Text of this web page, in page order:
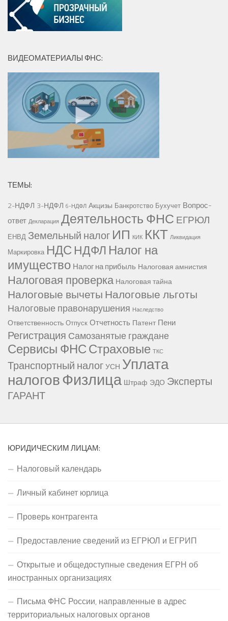
ВИДЕОМАТЕРИАЛЫ ФНС:
ТЕМЫ:
2-НДФЛ 3-НДФЛ 6-НДФЛ Акцизы Банкротство Бухучет Вопрос-
ответ Декларация Деятельность ФНС ЕГРЮЛ
ЕНВД Земельный налог ИП КИК ККТ Ликвидация
Маркировка НДС НДФЛ Налог на
имущество Налог на прибыль Налоговая амнистия
Налоговая проверка Налоговая тайна
Налоговые вычетыНалоговые льготы
Налоговые правонарушения Наследство
Ответственность Отпуск Отчетность Патент Пени
Регистрация Самозанятые граждане
Сервисы ФНССтраховые ТКС
Транспортный налогУСН Уплата
налоговФизлица Штраф ЭДО Эксперты
ГАРАНТ
ЮРИДИЧЕСКИМ ЛИЦАМ:
Налоговый календарь
Личный кабинет юрлица
Проверь контрагента
Предоставление сведений из ЕГРЮЛ и ЕГРИП
Открытые и общедоступные сведения ЕГРН об
иностранных организациях
Письма ФНС России, направленные в адрес
территориальных налоговых органов